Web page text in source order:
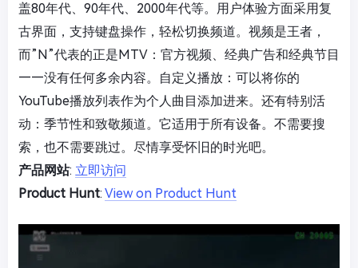
盖80年代、90年代、2000年代等。用户体验方面采用复
古界面，支持键盘操作，轻松切换频道。视频是王者，
而”N”代表的正是MTV：官方视频、经典广告和经典节目
——没有任何多余内容。自定义播放：可以将你的
YouTube播放列表作为个人曲目添加进来。还有特别活
动：季节性和致敬频道。它适用于所有设备。不需要搜
索，也不需要跳过。尽情享受怀旧的时光吧。
产品网站: 立即访问
Product Hunt: View on Product Hunt